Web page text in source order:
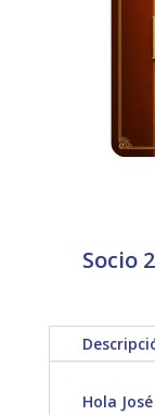
Socio
Hola